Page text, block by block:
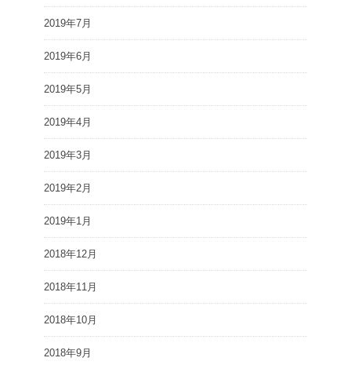
2019年7月
2019年6月
2019年5月
2019年4月
2019年3月
2019年2月
2019年1月
2018年12月
2018年11月
2018年10月
2018年9月